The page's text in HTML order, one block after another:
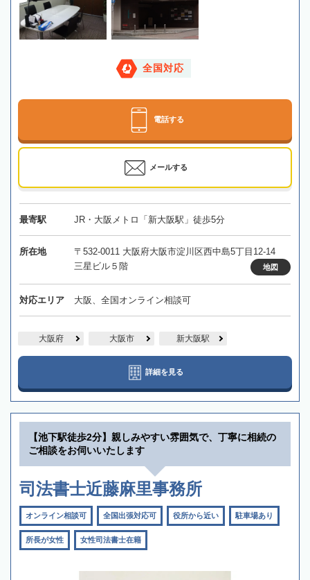
全国対応
電話する
メールする
最寄駅 JR・大阪メトロ「新大阪駅」徒歩5分
所在地
〒532-0011 大阪府大阪市淀川区西中島5丁目12-14
三星ビル５階
地図
対応エリア 大阪、全国オンライン相談可
大阪府 大阪市 新大阪駅
詳細を見る
【池下駅徒歩2分】親しみやすい雰囲気で、丁寧に相続の
ご相談をお伺いいたします
司法書士近藤麻里事務所
オンライン相談可 全国出張対応可 役所から近い 駐車場あり
所長が女性 女性司法書士在籍